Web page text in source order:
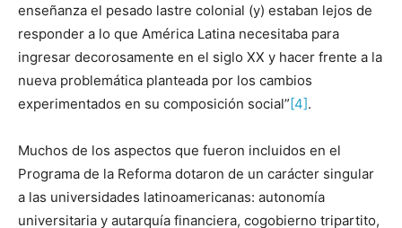
enseñanza el pesado lastre colonial (y) estaban lejos de
responder a lo que América Latina necesitaba para
ingresar decorosamente en el siglo XX y hacer frente a la
nueva problemática planteada por los cambios
experimentados en su composición social”[4].
Muchos de los aspectos que fueron incluidos en el
Programa de la Reforma dotaron de un carácter singular
a las universidades latinoamericanas: autonomía
universitaria y autarquía financiera, cogobierno tripartito,